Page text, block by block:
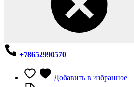
+78652990570
Добавить в избранное